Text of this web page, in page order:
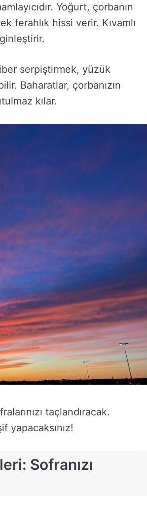
Yoğurt, çorbanın
ferahlık hissi verir. Kıvamlı
serpiştirmek, yüzük
Baharatlar, çorbanızın
kılar.
taçlandıracak.
yapacaksınız!
Sofranızı